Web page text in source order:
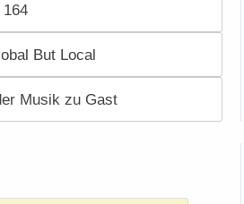
But Local
Musik zu Gast